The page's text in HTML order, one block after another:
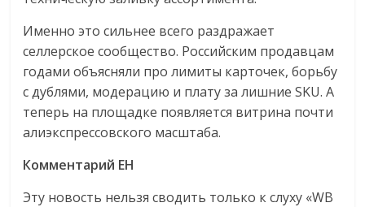
Именно это сильнее всего раздражает
селлерское сообщество. Российским продавцам
годами объясняли про лимиты карточек, борьбу
с дублями, модерацию и плату за лишние SKU. А
теперь на площадке появляется витрина почти
алиэкспрессовского масштаба.
Комментарий EH
Эту новость нельзя сводить только к слуху «WB